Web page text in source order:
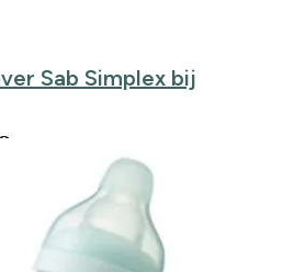
Sab Simplex bij